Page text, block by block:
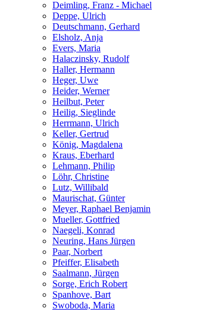
Deimling, Franz - Michael
Deppe, Ulrich
Deutschmann, Gerhard
Elsholz, Anja
Evers, Maria
Halaczinsky, Rudolf
Haller, Hermann
Heger, Uwe
Heider, Werner
Heilbut, Peter
Heilig, Sieglinde
Herrmann, Ulrich
Keller, Gertrud
König, Magdalena
Kraus, Eberhard
Lehmann, Philip
Löhr, Christine
Lutz, Willibald
Maurischat, Günter
Meyer, Raphael Benjamin
Mueller, Gottfried
Naegeli, Konrad
Neuring, Hans Jürgen
Paar, Norbert
Pfeiffer, Elisabeth
Saalmann, Jürgen
Sorge, Erich Robert
Spanhove, Bart
Swoboda, Maria